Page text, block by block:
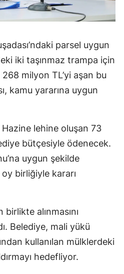
parsel uygun
iki taşınmaz trampa için
milyon TL’yi aşan bu
kamu yararına uygun
lehine oluşan 73
bütçesiyle ödenecek.
uygun şekilde
birliğiyle kararı
birlikte alınmasını
Belediye, mali yükü
kullanılan mülklerdeki
hedefliyor.